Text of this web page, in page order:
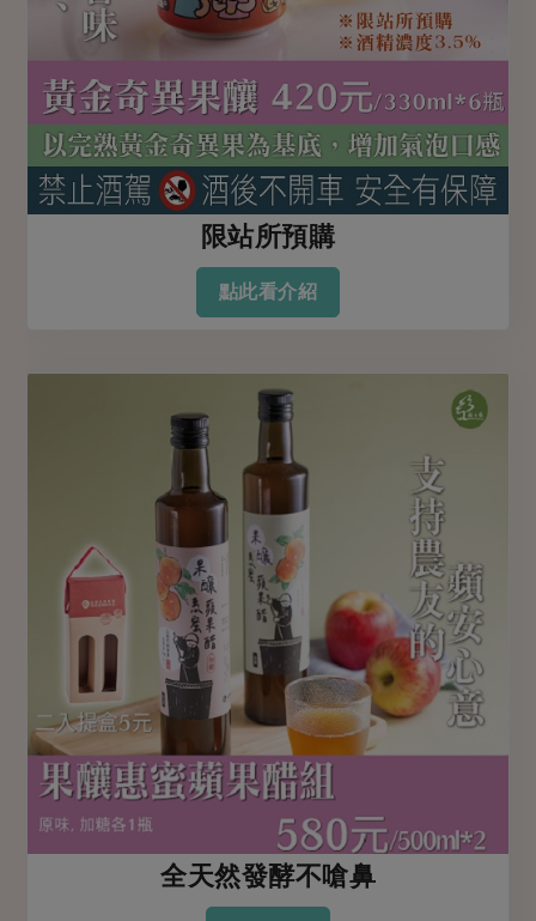
限站所預購
點此看介紹
全天然發酵不嗆鼻